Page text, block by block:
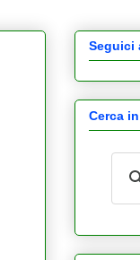
Seguici
Cerca